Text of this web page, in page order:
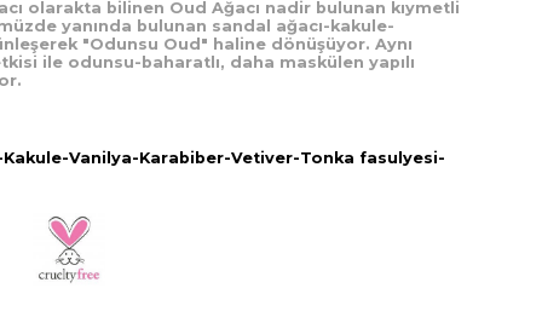
olarakta bilinen Oud Ağacı nadir bulunan kıymetli
yanında bulunan sandal ağacı-kakule-
"Odunsu Oud" haline dönüşüyor. Aynı
ile odunsu-baharatlı, daha maskülen yapılı
Vanilya-Karabiber-Vetiver-Tonka fasulyesi-